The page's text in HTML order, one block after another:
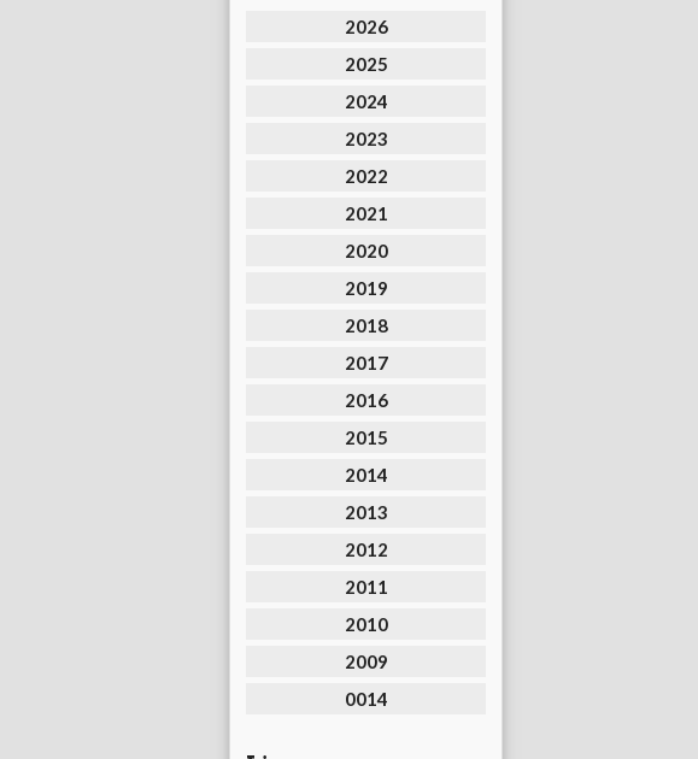
2026
2025
2024
2023
2022
2021
2020
2019
2018
2017
2016
2015
2014
2013
2012
2011
2010
2009
0014